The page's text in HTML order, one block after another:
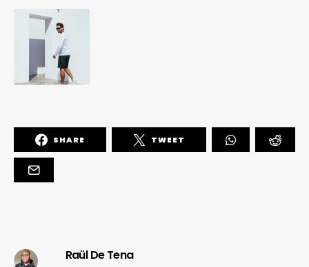
SHARE TWEET
Raül De Tena